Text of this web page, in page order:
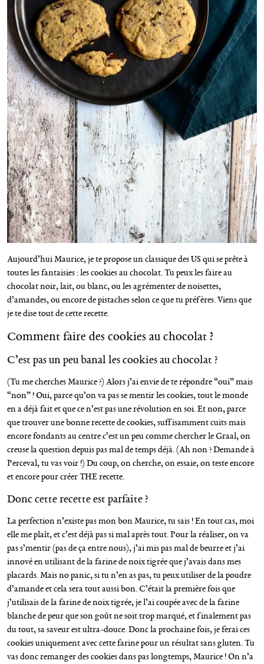
Aujourd’hui Maurice, je te propose un classique des US qui se prête à
toutes les fantaisies : les cookies au chocolat. Tu peux les faire au
chocolat noir, lait, ou blanc, ou les agrémenter de noisettes,
d’amandes, ou encore de pistaches selon ce que tu préfères. Viens que
je te dise tout de cette recette.
Comment faire des cookies au chocolat ?
C’est pas un peu banal les cookies au chocolat ?
(Tu me cherches Maurice ?) Alors j’ai envie de te répondre “oui” mais
“non” ! Oui, parce qu’on va pas se mentir les cookies, tout le monde
en a déjà fait et que ce n’est pas une révolution en soi. Et non, parce
que trouver une bonne recette de cookies, suffisamment cuits mais
encore fondants au centre c’est un peu comme chercher le Graal, on
creuse la question depuis pas mal de temps déjà. (Ah non ? Demande à
Perceval, tu vas voir !) Du coup, on cherche, on essaie, on teste encore
et encore pour créer THE recette.
Donc cette recette est parfaite ?
La perfection n’existe pas mon bon Maurice, tu sais ! En tout cas, moi
elle me plaît, et c’est déjà pas si mal après tout. Pour la réaliser, on va
pas s’mentir (pas de ça entre nous), j’ai mis pas mal de beurre et j’ai
innové en utilisant de la farine de noix tigrée que j’avais dans mes
placards. Mais no panic, si tu n’en as pas, tu peux utiliser de la poudre
d’amande et cela sera tout aussi bon. C’était la première fois que
j’utilisais de la farine de noix tigrée, je l’ai coupée avec de la farine
blanche de peur que son goût ne soit trop marqué, et finalement pas
du tout, sa saveur est ultra-douce. Donc la prochaine fois, je ferai ces
cookies uniquement avec cette farine pour un résultat sans gluten. Tu
vas donc remanger des cookies dans pas longtemps, Maurice ! On n’a